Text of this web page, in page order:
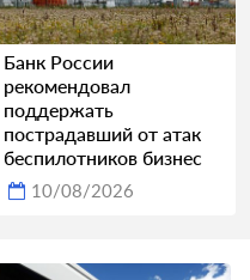
Банк России
рекомендовал
поддержать
пострадавший от атак
беспилотников бизнес
10/08/2026